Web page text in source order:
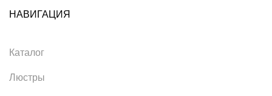
НАВИГАЦИЯ
Каталог
Люстры